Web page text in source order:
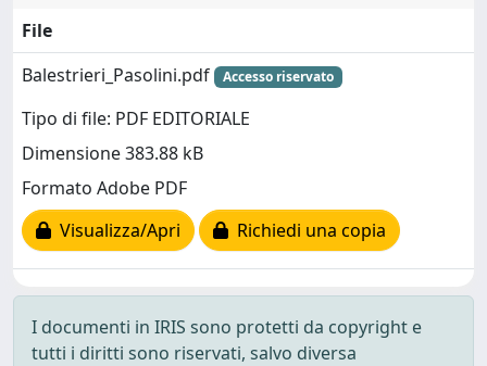
File
Balestrieri_Pasolini.pdf
Accesso riservato
Tipo di file: PDF EDITORIALE
Dimensione 383.88 kB
Formato Adobe PDF
Visualizza/Apri
Richiedi una copia
I documenti in IRIS sono protetti da copyright e
tutti i diritti sono riservati, salvo diversa